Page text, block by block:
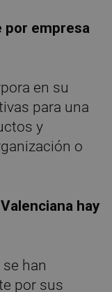
por empresa
en su
para una
y
o
hay
han
por sus